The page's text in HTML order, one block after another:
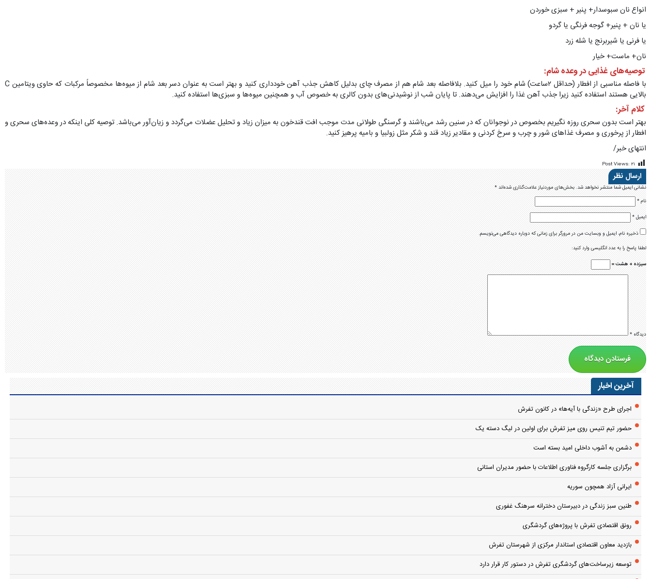
انواع نان سبوسدار+ پنیر + سبزی خوردن
یا نان + پنیر+ گوجه فرنگی یا گردو
یا فرنی یا شیربرنج یا شله زرد
نان+ ماست+ خیار
توصیه‌های غذایی در وعده شام:
با فاصله مناسبی از افطار (حداقل ۲ساعت) شام خود را میل کنید. بلافاصله بعد شام هم از مصرف چای بدلیل کاهش جذب آهن خودداری کنید و بهتر است به عنوان دسر بعد شام از میوه‌ها مخصوصاً مرکبات که حاوی ویتامین C
بالایی هستند استفاده کنید زیرا جذب آهن غذا را افزایش می‌دهند. تا پایان شب از نوشیدنی‌های بدون کالری به خصوص آب و همچنین میوه‌ها و سبزی‌ها استفاده کنید.
کلام آخر:
بهتر است بدون سحری روزه نگیریم بخصوص در نوجوانان که در سنین رشد می‌باشند و گرسنگی طولانی مدت موجب افت قندخون به میزان زیاد و تحلیل عضلات می‌گردد و زیان‌آور می‌باشد. توصیه کلی اینکه در وعده‌های سحری و
افطار از پرخوری و مصرف غذاهای شور و چرب و سرخ کردنی و مقادیر زیاد قند و شکر مثل زولبیا و بامیه پرهیز کنید.
انتهای خبر/
Post Views: ۲۱
ارسال نظر
نشانی ایمیل شما منتشر نخواهد شد.بخش‌های موردنیاز علامت‌گذاری شده‌اند*
نام*
ایمیل*
ذخیره نام، ایمیل و وبسایت من در مرورگر برای زمانی که دوباره دیدگاهی می‌نویسم.
لطفا پاسخ را به عدد انگلیسی وارد کنید:
سیزده + هشت =
دیدگاه*
آخرین اخبار
اجرای طرح «زندگی با آیه‌ها» در کانون تفرش
حضور تیم تنیس روی میز تفرش برای اولین در لیگ دسته یک
دشمن به آشوب داخلی امید بسته است
برگزاری جلسه کارگروه فناوری اطلاعات با حضور مدیران استانی
ایرانی آزاد همچون سوریه
طنین سبز زندگی در دبیرستان دخترانه سرهنگ غفوری
رونق اقتصادی تفرش با پروژه‌های گردشگری
بازدید معاون اقتصادی استاندار مرکزی از شهرستان تفرش
توسعه زیرساخت‌های گردشگری تفرش در دستور کار قرار دارد